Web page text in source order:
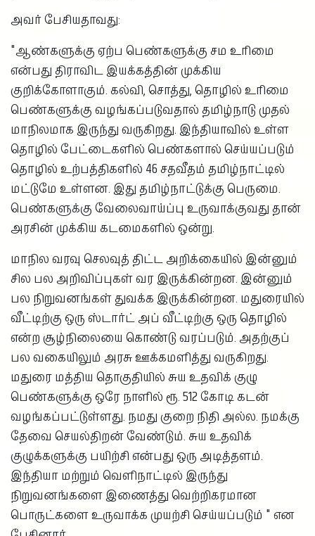
அவர் பேசியதாவது:
"ஆண்களுக்கு ஏற்ப பெண்களுக்கு சம உரிமை
என்பது திராவிட இயக்கத்தின் முக்கிய
குறிக்கோளாகும். கல்வி, சொத்து, தொழில் உரிமை
பெண்களுக்கு வழங்கப்படுவதால் தமிழ்நாடு முதல்
மாநிலமாக இருந்து வருகிறது. இந்தியாவில் உள்ள
தொழில் பேட்டைகளில் பெண்களால் செய்யப்படும்
தொழில் உற்பத்திகளில் 46 சதவீதம் தமிழ்நாட்டில்
மட்டுமே உள்ளன. இது தமிழ்நாட்டுக்கு பெருமை.
பெண்களுக்கு வேலைவாய்ப்பு உருவாக்குவது தான்
அரசின் முக்கிய கடமைகளில் ஒன்று.
மாநில வரவு செலவுத் திட்ட அறிக்கையில் இன்னும்
சில பல அறிவிப்புகள் வர இருக்கின்றன. இன்னும்
பல நிறுவனங்கள் துவக்க இருக்கின்றன. மதுரையில்
வீட்டிற்கு ஒரு ஸ்டார்ட் அப் வீட்டிற்கு ஒரு தொழில்
என்ற சூழ்நிலையை கொண்டு வரப்படும். அதற்குப்
பல வகையிலும் அரசு ஊக்கமளித்து வருகிறது.
மதுரை மத்திய தொகுதியில் சுய உதவிக் குழு
பெண்களுக்கு ஒரே நாளில் ரூ. 512 கோடி கடன்
வழங்கப்பட்டுள்ளது. நமது குறை நிதி அல்ல. நமக்கு
தேவை செயல்திறன் வேண்டும். சுய உதவிக்
குழுக்களுக்கு பயிற்சி என்பது ஒரு அடித்தளம்.
இந்தியா மற்றும் வெளிநாட்டில் இருந்து
நிறுவனங்களை இணைத்து வெற்றிகரமான
பொருட்களை உருவாக்க முயற்சி செய்யப்படும் " என